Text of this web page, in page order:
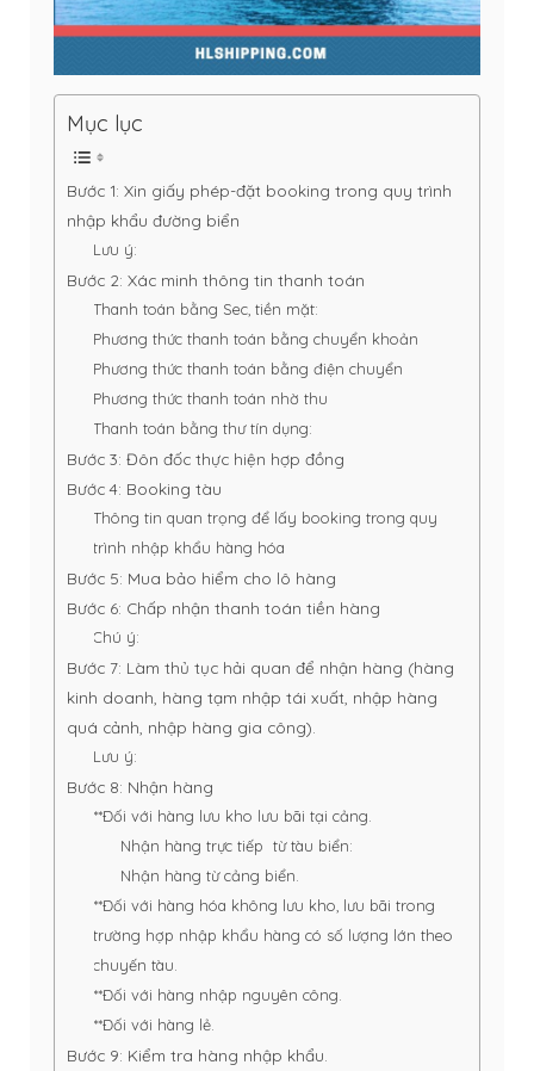
Mục lục
Bước 1: Xin giấy phép-đặt booking trong quy trình
nhập khẩu đường biển
Lưu ý:
Bước 2: Xác minh thông tin thanh toán
Thanh toán bằng Sec, tiền mặt:
Phương thức thanh toán bằng chuyển khoản
Phương thức thanh toán bằng điện chuyển
Phương thức thanh toán nhờ thu
Thanh toán bằng thư tín dụng:
Bước 3: Đôn đốc thực hiện hợp đồng
Bước 4: Booking tàu
Thông tin quan trọng để lấy booking trong quy
trình nhập khẩu hàng hóa
Bước 5: Mua bảo hiểm cho lô hàng
Bước 6: Chấp nhận thanh toán tiền hàng
Chú ý:
Bước 7: Làm thủ tục hải quan để nhận hàng (hàng
kinh doanh, hàng tạm nhập tái xuất, nhập hàng
quá cảnh, nhập hàng gia công).
Lưu ý:
Bước 8: Nhận hàng
**Đối với hàng lưu kho lưu bãi tại cảng.
Nhận hàng trực tiếp từ tàu biển:
Nhận hàng từ cảng biển.
**Đối với hàng hóa không lưu kho, lưu bãi trong
trường hợp nhập khẩu hàng có số lượng lớn theo
chuyến tàu.
**Đối với hàng nhập nguyên công.
**Đối với hàng lẻ.
Bước 9: Kiểm tra hàng nhập khẩu.